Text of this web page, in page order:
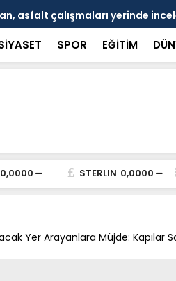
asfalt çalışmaları yerinde
SPOR EĞİTİM
0,0000 STERLIN 0,0000
Yer Arayanlara Müjde: Kapılar